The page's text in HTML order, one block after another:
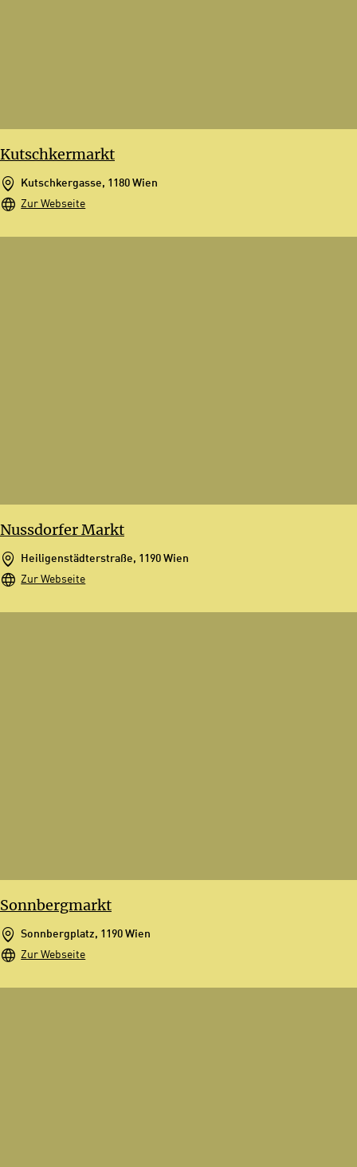
Kutschkermarkt
Kutschkergasse, 1180 Wien
Zur Webseite
Nussdorfer Markt
Heiligenstädterstraße, 1190 Wien
Zur Webseite
Sonnbergmarkt
Sonnbergplatz, 1190 Wien
Zur Webseite